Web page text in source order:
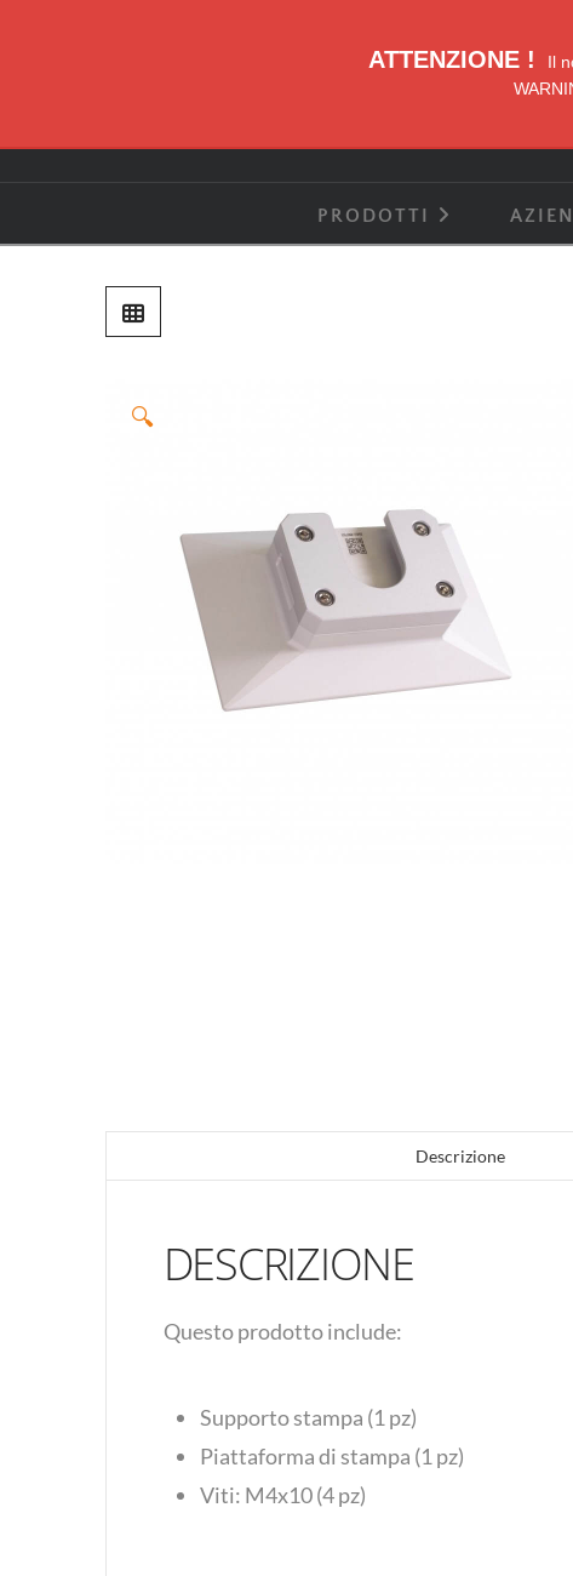
PRODOTTI
🔍
Descrizione
DESCRIZIONE
Questo prodotto include:
Supporto stampa (1 pz)
Piattaforma di stampa (1 pz)
Viti: M4x10 (4 pz)
ATTENZIONE !
Il